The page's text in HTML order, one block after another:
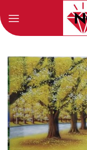
to
content